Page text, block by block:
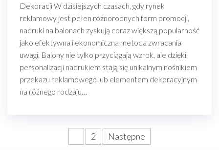
Dekoracji W dzisiejszych czasach, gdy rynek
reklamowy jest pełen różnorodnych form promocji,
nadruki na balonach zyskują coraz większą popularność
jako efektywna i ekonomiczna metoda zwracania
uwagi. Balony nie tylko przyciągają wzrok, ale dzięki
personalizacji nadrukiem stają się unikalnym nośnikiem
przekazu reklamowego lub elementem dekoracyjnym
na różnego rodzaju…
Stronicowanie
2 Następne